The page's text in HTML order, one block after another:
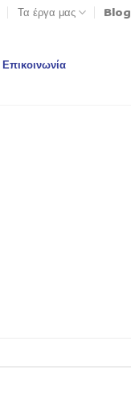
Τα έργα μας Blog
Επικοινωνία